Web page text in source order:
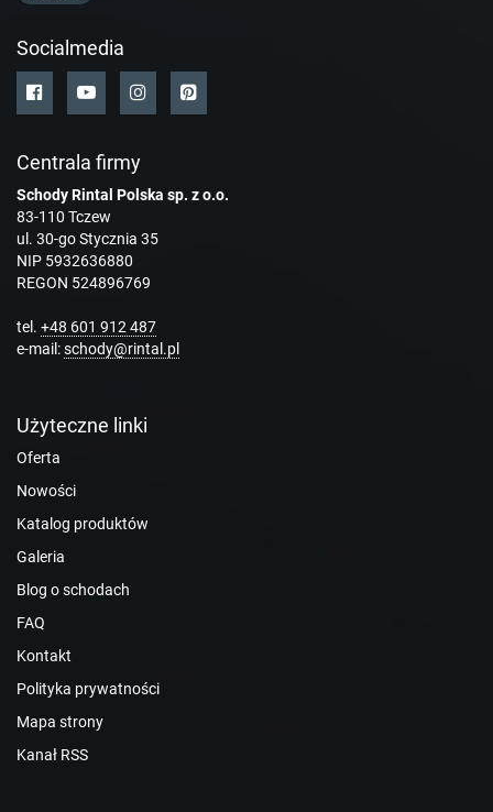
Socialmedia
Centrala firmy
Schody Rintal Polska sp. z o.o.
83-110 Tczew
ul. 30-go Stycznia 35
NIP 5932636880
REGON 524896769
tel. +48 601 912 487
e-mail:schody@rintal.pl
Użyteczne linki
Oferta
Nowości
Katalog produktów
Galeria
Blog o schodach
FAQ
Kontakt
Polityka prywatności
Mapa strony
Kanał RSS